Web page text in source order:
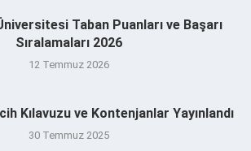
Taban Puanları ve Başarı
Sıralamaları 2026
12 Temmuz 2026
Kılavuzu ve Kontenjanlar Yayınlandı
30 Temmuz 2025